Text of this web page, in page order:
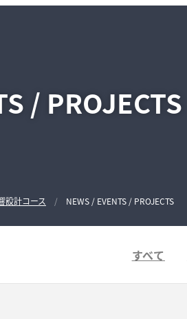
/ PROJECTS
設計コース NEWS / EVENTS / PROJECTS
すべて